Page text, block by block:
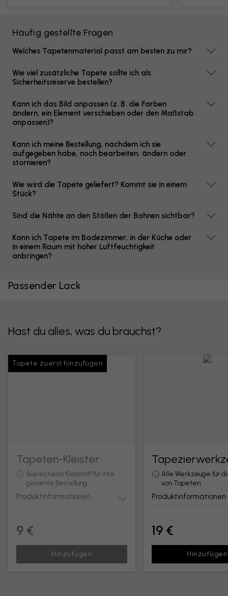
Häufig gestellte Fragen
Welches Tapetenmaterial passt am besten zu mir?
Wie viel zusätzliche Tapete sollte ich als
Sicherheitsreserve bestellen?
Kann ich das Bild anpassen (z. B. die Farben
ändern, ein Element verschieben oder den Maßstab
anpassen)?
Kann ich meine Bestellung, nachdem ich sie
aufgegeben habe, noch bearbeiten, ändern oder
stornieren?
Wie wird die Tapete geliefert? Kommt sie in einem
Stück?
Sind die Nähte an den Stößen der Bahnen sichtbar?
Kann ich Tapete im Badezimmer, in der Küche oder
in einem Raum mit hoher Luftfeuchtigkeit
anbringen?
Passender Lack
Hast du alles, was du brauchst?
Tapete zuerst hinzufügen
Tapeten-Kleister
Ausreichend Klebstoff für Ihre
gesamte Bestellung
Produktinformationen
9 €
Hinzufügen
Alle Werkzeuge für
von Tapeten
Produktinformationen
19 €
Hinzufügen